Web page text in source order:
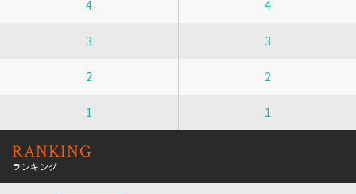
4 4
3 3
2 2
1 1
RANKING
ランキング